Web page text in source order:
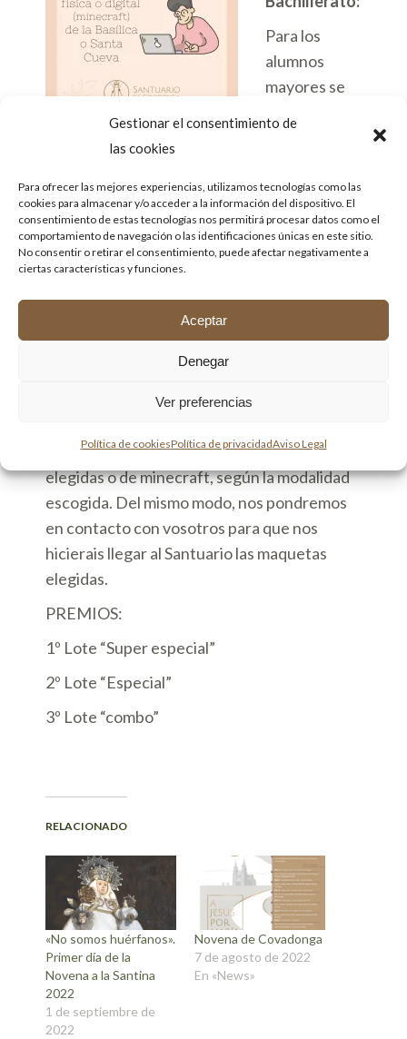
Gestionar el consentimiento de
las cookies
Para ofrecer las mejores experiencias, utilizamos tecnologías como las
cookies para almacenar y/o acceder a la información del dispositivo. El
consentimiento de estas tecnologías nos permitirá procesar datos como el
comportamiento de navegación o las identificaciones únicas en este sitio.
No consentir o retirar el consentimiento, puede afectar negativamente a
ciertas características y funciones.
Aceptar
Denegar
Ver preferencias
Política de cookiesPolítica de privacidadAviso Legal
Para los
alumnos
mayores se
Pueden hacer una maqueta física, con los
materiales que consideren oportunos, de la
Basílica, de la Santa Cueva o de todo el
Santuario. También pueden hacerlo en
premio serán por separado.
mejor de la clase y a los tres mejores del
centro, tanto las maquetas físicas como las
electrónico un video de las maquetas
elegidas o de minecraft, según la modalidad
escogida. Del mismo modo, nos pondremos
en contacto con vosotros para que nos
hicierais llegar al Santuario las maquetas
elegidas.
PREMIOS:
1º Lote “Super especial”
2º Lote “Especial”
3º Lote “combo”
RELACIONADO
«No somos huérfanos».
Primer día de la
Novena a la Santina
2022
1 de septiembre de
2022
Novena de Covadonga
7 de agosto de 2022
En «News»